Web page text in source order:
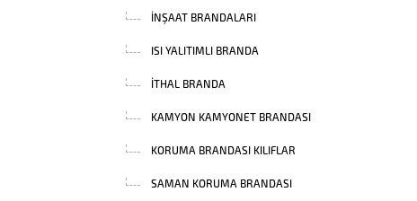
INŞAAT BRANDALARI
ISI YALITIMLI BRANDA
İTHAL BRANDA
KAMYON KAMYONET BRANDASI
KORUMA BRANDASI KILIFLAR
SAMAN KORUMA BRANDASI